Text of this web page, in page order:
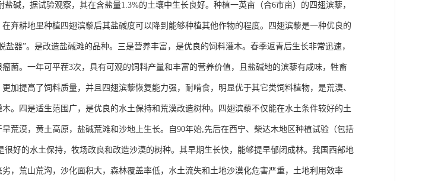
碱，据试验观察，其在含盐量1.3%的土壤中生长良好。种植一英亩（合6市亩）的四翅滨藜，
弃耕地里种植四翅滨藜后其盐碱度可以降到能够种植其他作物的程度。四翅滨藜是一种优良的
盐器”。是改造盐碱滩的品种。三是营养丰富，是优良的饲料灌木。春季返青后生长非常迅速，
菌。一年可平茬3次，具有可观的饲料产量和丰富的营养价值，且盐碱地的滨藜有咸味，牲畜
加提高了饲料质量，并且四翅滨藜恢复能力强，耐啃食，明显优于其它类饲料植物，是荒漠、
。四是适生范围广，是优良的水土保持和荒漠改造树种。四翅滨藜不仅能在水土条件较好的土
荒漠，黄土高原，盐碱荒滩和沙地上生长。自90年始,先后在西宁、柴达木地区种植试验（包括
好的水土保持，牧场改良和改造沙漠的树种。其早期生长快，能够提早郁闭成林。我国西部地
，荒山荒沟，沙化面积大，森林覆盖率低，水土流失和土地沙漠化危害严重，土地利用效率